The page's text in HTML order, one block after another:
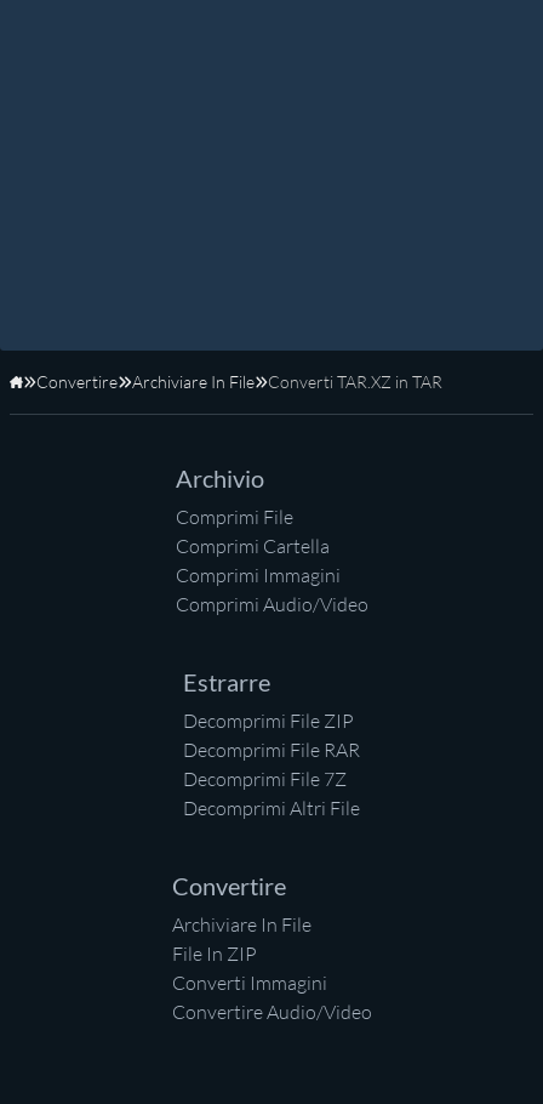
Home
Convertire Archiviare In File Converti TAR.XZ in TAR
Archivio
Comprimi File
Comprimi Cartella
Comprimi Immagini
Comprimi Audio/Video
Estrarre
Decomprimi File ZIP
Decomprimi File RAR
Decomprimi File 7Z
Decomprimi Altri File
Convertire
Archiviare In File
File In ZIP
Converti Immagini
Convertire Audio/Video